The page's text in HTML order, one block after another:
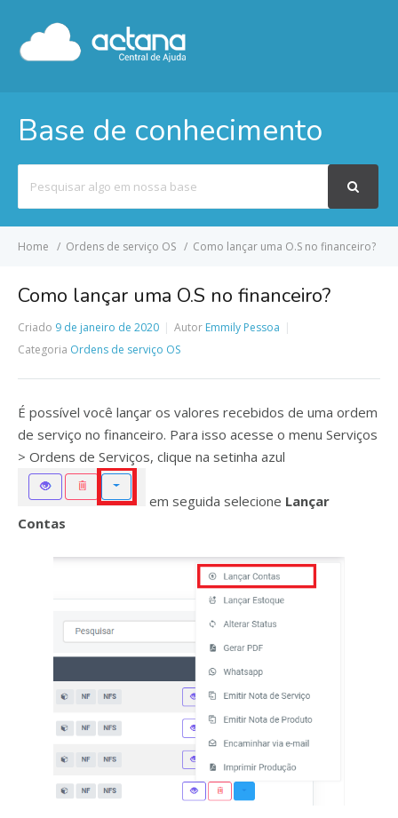
Base de conhecimento
por
Home Ordens de serviço OS Como lançar uma O.S no financeiro?
Como lançar uma O.S no financeiro?
Criado 9 de janeiro de 2020 Autor Emmily Pessoa
Categoria Ordens de serviço OS
É possível você lançar os valores recebidos de uma ordem
de serviço no financeiro. Para isso acesse o menu Serviços
> Ordens de Serviços, clique na setinha azul
em seguida selecione Lançar
Contas